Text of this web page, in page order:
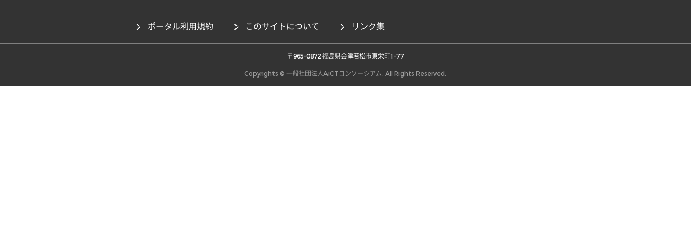
ポータル利用規約 このサイトについて リンク集
〒965-0872 福島県会津若松市東栄町1-77
Copyrights © 一般社団法人AiCTコンソーシアム, All Rights Reserved.